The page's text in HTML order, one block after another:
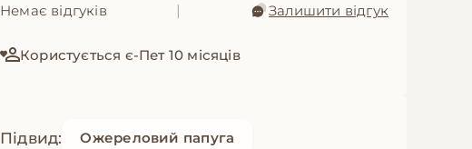
Немає відгуків | Залишити відгук
Користується є-Пет 10 місяців
Підвид: Ожереловий папуга